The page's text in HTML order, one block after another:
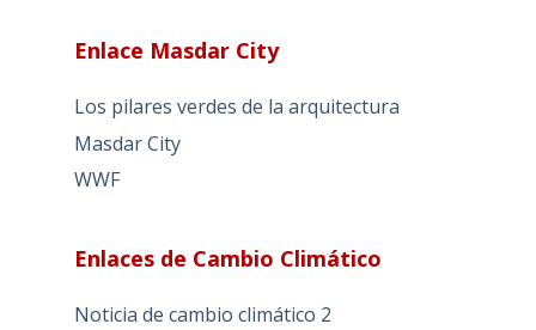
Enlace Masdar City
Los pilares verdes de la arquitectura
Masdar City
WWF
Enlaces de Cambio Climático
Noticia de cambio climático 2